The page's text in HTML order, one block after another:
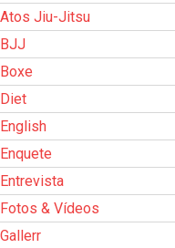
Atos Jiu-Jitsu
BJJ
Boxe
Diet
English
Enquete
Entrevista
Fotos & Vídeos
Gallerr